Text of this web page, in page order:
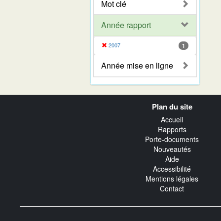
Mot clé
Année rapport
2007 1
Année mise en ligne
Plan du site
Accueil
Rapports
Porte-documents
Nouveautés
Aide
Accessibilité
Mentions légales
Contact